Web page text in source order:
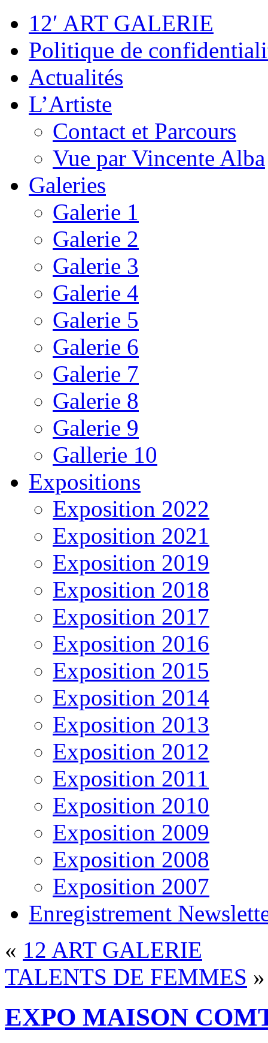
12′ ART GALERIE
Politique de
Actualités
L’Artiste
Contact et Parcours
Vue par Vincente Alba
Galeries
Galerie 1
Galerie 2
Galerie 3
Galerie 4
Galerie 5
Galerie 6
Galerie 7
Galerie 8
Galerie 9
Gallerie 10
Expositions
Exposition 2022
Exposition 2021
Exposition 2019
Exposition 2018
Exposition 2017
Exposition 2016
Exposition 2015
Exposition 2014
Exposition 2013
Exposition 2012
Exposition 2011
Exposition 2010
Exposition 2009
Exposition 2008
Exposition 2007
Enregistrement
« 12 ART GALERIE
TALENTS DE FEMMES »
EXPO MAISON